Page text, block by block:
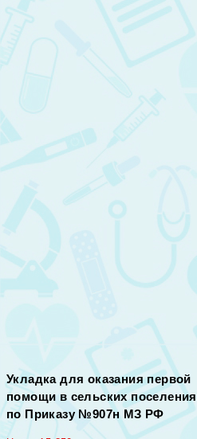
Укладка для оказания первой
помощи в сельских
по Приказу №907н МЗ РФ